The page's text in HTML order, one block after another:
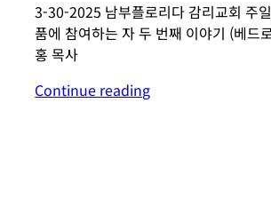
3-30-2025 남부플로리다 감리교회 주
품에 참여하는 자 두 번째 이야기 (베드
홍 목사
Continue reading